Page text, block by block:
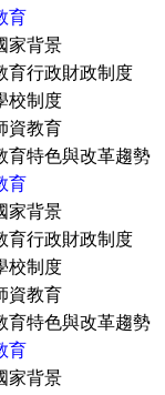
育
背景
政財政制度
制度
教育
色與改革趨勢
育
背景
政財政制度
制度
教育
色與改革趨勢
育
背景